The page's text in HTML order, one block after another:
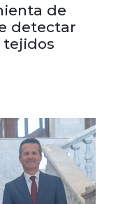
de
detectar
tejidos